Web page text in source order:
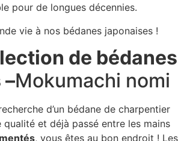
pour de longues décennies.
vie à nos bédanes japonaises !
de bédanes
Mokumachi nomi
d’un bédane de charpentier
qualité et déjà passé entre les mains
, vous êtes au bon endroit ! Les